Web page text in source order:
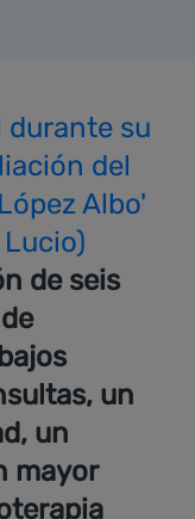
durante su
del
Albo'
de seis
un
un
mayor